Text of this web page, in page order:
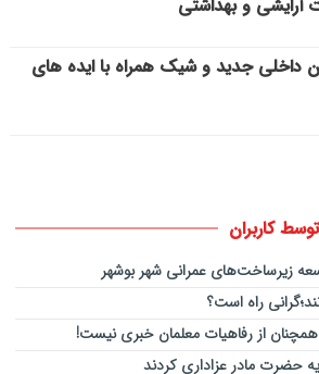
و بهداشتی
داخلی جدید و شیک همراه با ایده های
کاربران
زیرساخت‌های عمرانی شهر بوشهر
راه است؟
حضرت مادر عزاداری کردند